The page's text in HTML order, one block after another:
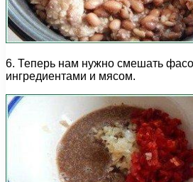
6. Теперь нам нужно смешать
ингредиентами и мясом.